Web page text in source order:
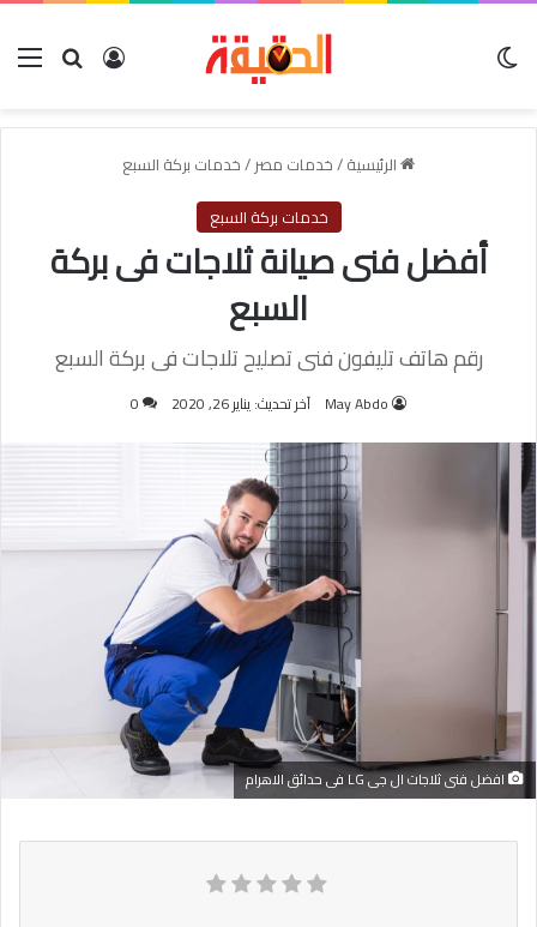
بحث عنتسجيل
الرئيسية/خدمات مصر/خدمات بركة السبع
خدمات بركة السبع
أفضل فنى صيانة ثلاجات فى بركة
السبع
رقم هاتف تليفون فنى تصليح تلاجات فى بركة السبع
May Abdo آخر تحديث: يناير 26, 2020 0
افضل فنى ثلاجات ال جى LG فى حدائق الاهرام